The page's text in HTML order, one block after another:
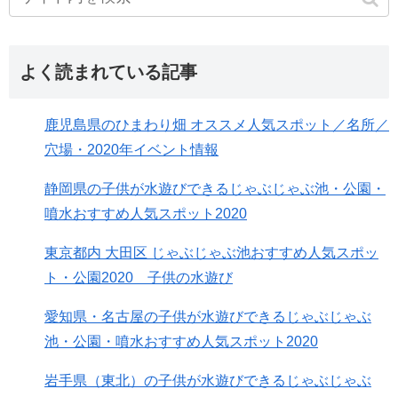
よく読まれている記事
鹿児島県のひまわり畑 オススメ人気スポット／名所／
穴場・2020年イベント情報
静岡県の子供が水遊びできるじゃぶじゃぶ池・公園・
噴水おすすめ人気スポット2020
東京都内 大田区 じゃぶじゃぶ池おすすめ人気スポッ
ト・公園2020 子供の水遊び
愛知県・名古屋の子供が水遊びできるじゃぶじゃぶ
池・公園・噴水おすすめ人気スポット2020
岩手県（東北）の子供が水遊びできるじゃぶじゃぶ